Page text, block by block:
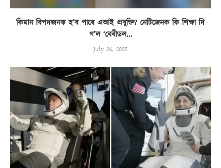
কিমান বিপদজনক হ’ব পাৰে এআই প্ৰযুক্তি? নেটিজেনক কি শিক্ষা দি
গ’ল ‘বেবীডল...
July 26, 2025